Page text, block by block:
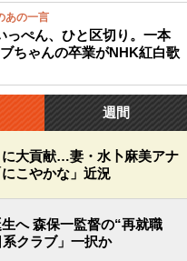
あの一言
っぺん、ひと区切り。一本
ちゃんの卒業がNHK紅白歌
週間
大貢献…妻・水卜麻美アナ
こやかな」近況
へ 森保一監督の“再就職
クラブ」一択か